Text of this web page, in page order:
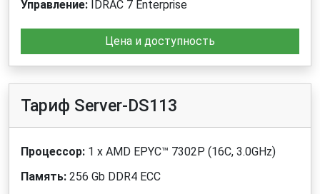
Управление: IDRAC 7 Enterprise
Цена и доступность
Тариф Server-DS113
Процессор: 1 x AMD EPYC™ 7302P (16C, 3.0GHz)
Память: 256 Gb DDR4 ECC